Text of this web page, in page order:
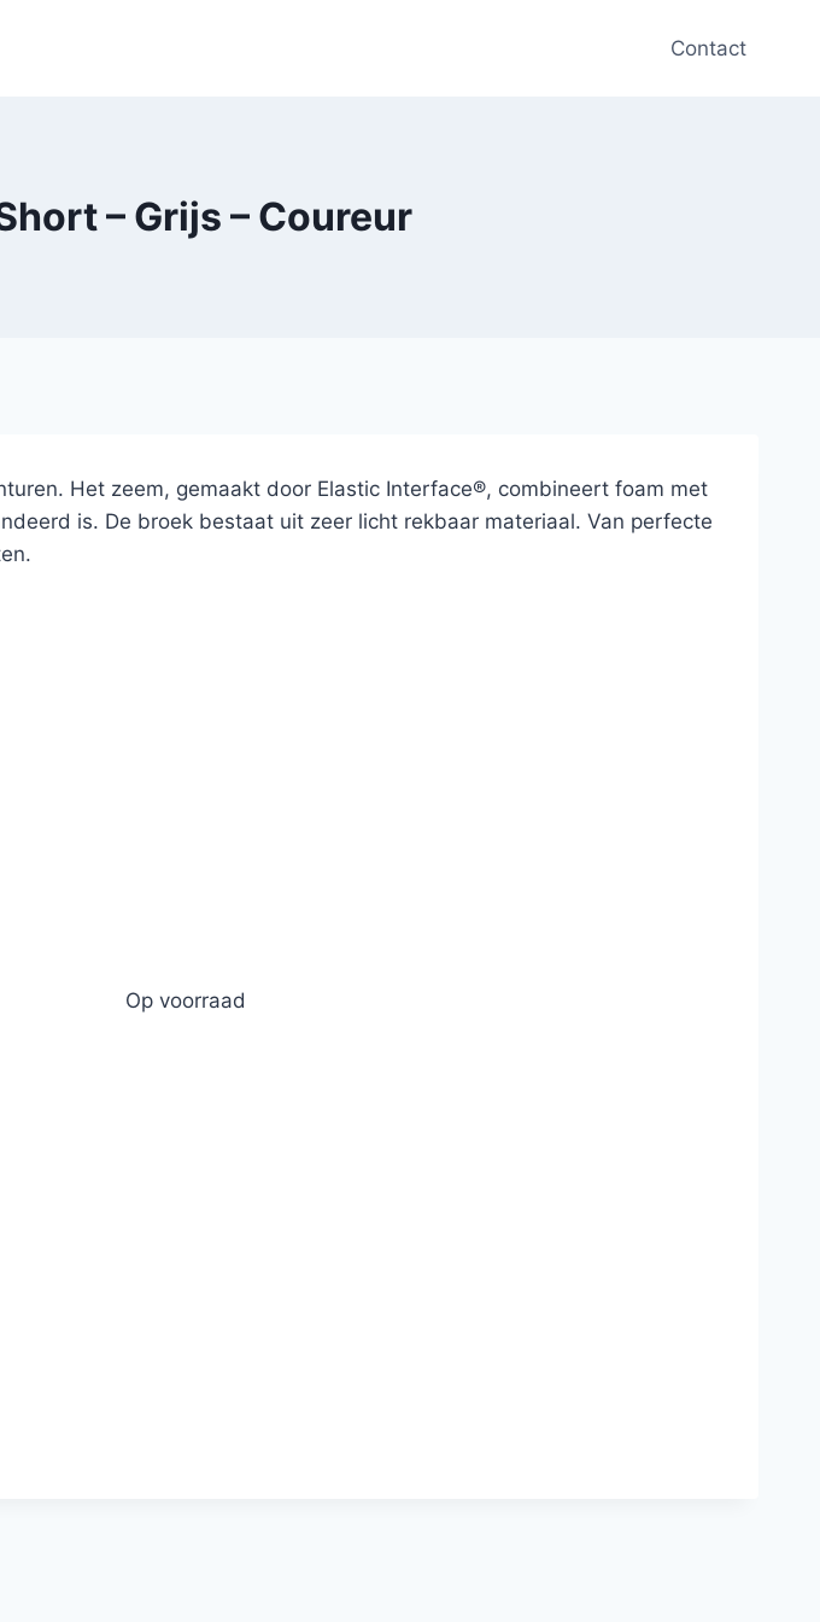
Contact
– Grijs – Coureur
Het zeem, gemaakt door Elastic Interface®, combineert foam met
is. De broek bestaat uit zeer licht rekbaar materiaal. Van perfecte
Op voorraad